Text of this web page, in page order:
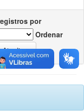
por
Ordenar